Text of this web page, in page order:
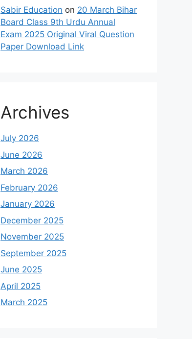
Sabir Education on 20 March Bihar
Board Class 9th Urdu Annual
Exam 2025 Original Viral Question
Paper Download Link
Archives
July 2026
June 2026
March 2026
February 2026
January 2026
December 2025
November 2025
September 2025
June 2025
April 2025
March 2025